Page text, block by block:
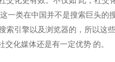
一类在中国并不是搜索巨头
索引擎以及浏览器的，所以这
交化媒体还是有一定优势 的。